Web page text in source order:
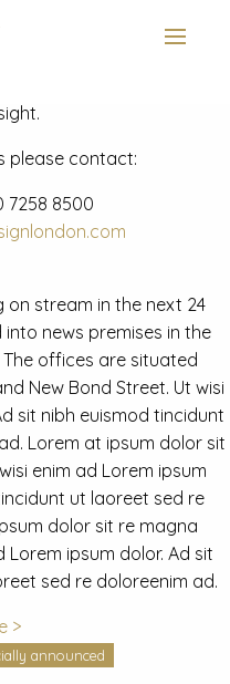
and advisory news
please contact:
7258 8500
stream in the next 24
news premises in the
offices are situated
New Bond Street. Ut wisi
sit nibh euismod tincidunt
Lorem at ipsum dolor sit
enim ad Lorem ipsum
ut laoreet sed re
dolor sit re magna
Lorem ipsum dolor. Ad sit
sed re doloreenim ad.
>
announced